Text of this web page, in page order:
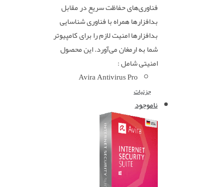
فناوری‌های حفاظت سریع در مقابل
بدافزارها همراه با فناوری شناسایی
بدافزارها امنیت لازم را برای کامپیوتر
شما به ارمغان می‌آورد. این محصول
امنیتی شامل :
Avira Antivirus Pro
جزئیات
ناموجود